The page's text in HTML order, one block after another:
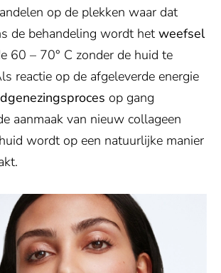
op de plekken waar dat
de behandeling wordt het weefsel
60 – 70° C zonder de huid te
reactie op de afgeleverde energie
op gang
aanmaak van nieuw collageen
wordt op een natuurlijke manier